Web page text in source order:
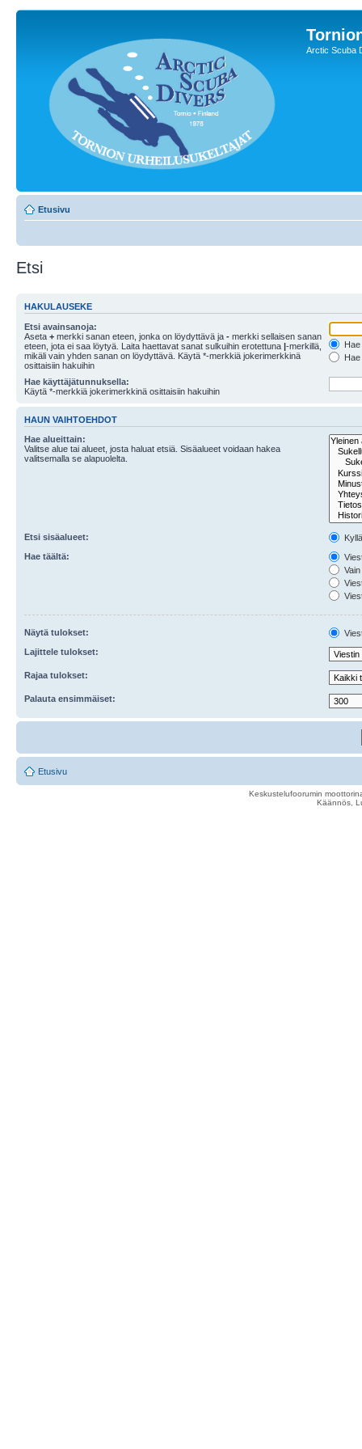
Arctic Scuba
Etusivu
Etsi
HAKULAUSEKE
Etsi avainsanoja:
Aseta + merkki sanan eteen, jonka on löydyttävä ja - merkki sellaisen sanan
eteen, jota ei saa löytyä. Laita haettavat sanat sulkuihin erotettuna |-merkillä,
mikäli vain yhden sanan on löydyttävä. Käytä *-merkkiä jokerimerkkinä
osittaisiin hakuihin
Hae käyttäjätunnuksella:
Käytä *-merkkiä jokerimerkkinä osittaisiin hakuihin
HAUN VAIHTOEHDOT
Hae alueittain:
Valitse alue tai alueet, josta haluat etsiä. Sisäalueet voidaan hakea
valitsemalla se alapuolelta.
Etsi sisäalueet:
Hae täältä:
Näytä tulokset:
Lajittele tulokset:
Rajaa tulokset:
Palauta ensimmäiset:
Etusivu
Keskustelufoorumin
Käännös,